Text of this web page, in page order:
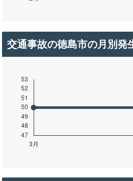
交通事故の徳島市の月別発